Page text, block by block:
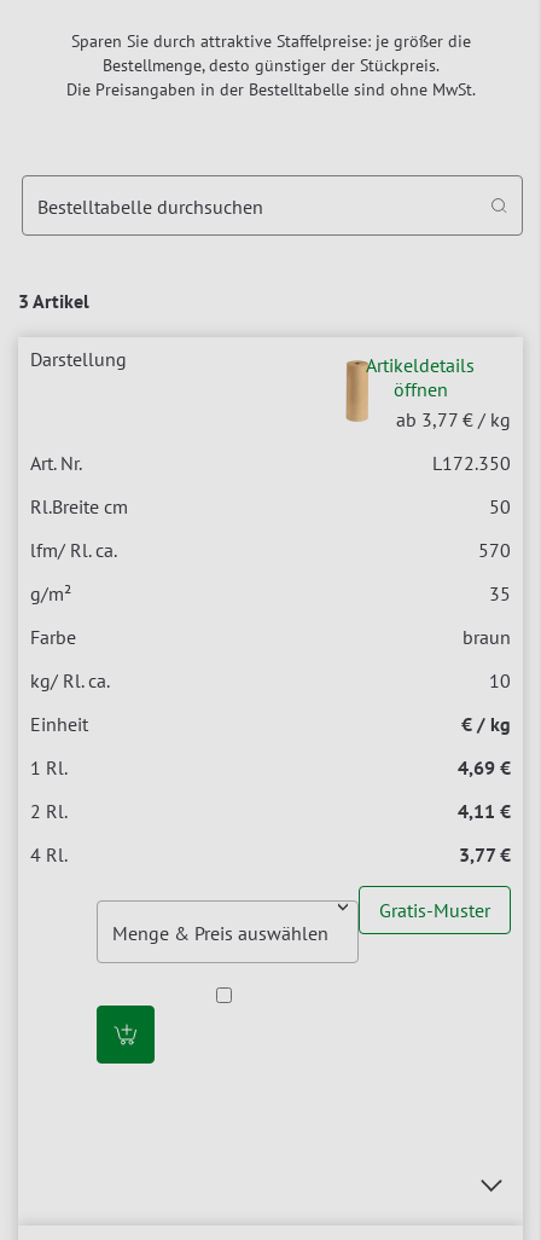
Sparen Sie durch attraktive Staffelpreise: je größer die
Bestellmenge, desto günstiger der Stückpreis.
Die Preisangaben in der Bestelltabelle sind ohne MwSt.
3 Artikel
Bestelltabelle durchsuchen
Artikeldetails
öffnen
ab 3,77 € / kg
L172.350
50
570
35
braun
10
€ / kg
4,69 €
4,11 €
3,77 €
Gratis-Muster